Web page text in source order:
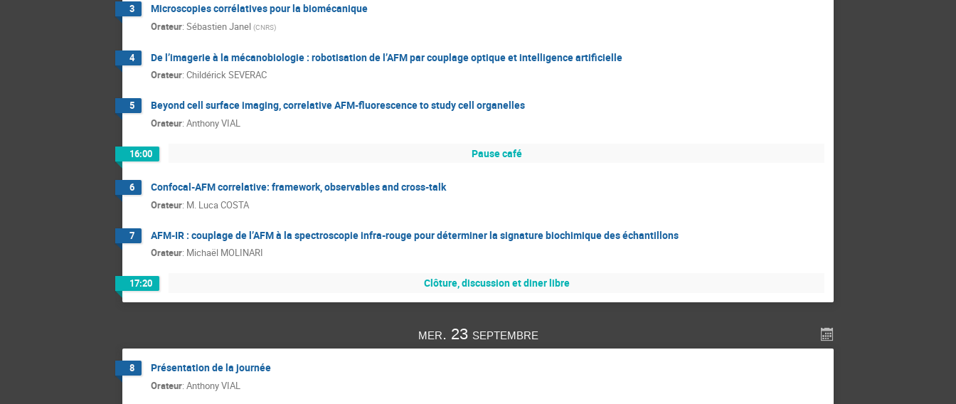
3 Microscopies corrélatives pour la biomécanique
Orateur: Sébastien Janel (CNRS)
4 De l’imagerie à la mécanobiologie : robotisation de l’AFM par couplage optique et intelligence artificielle
Orateur: Childérick SEVERAC
5 Beyond cell surface imaging, correlative AFM-fluorescence to study cell organelles
Orateur: Anthony VIAL
16:00 Pause café
6 Confocal-AFM correlative: framework, observables and cross-talk
Orateur: M. Luca COSTA
7 AFM-IR : couplage de l’AFM à la spectroscopie infra-rouge pour déterminer la signature biochimique des échantillons
Orateur: Michaël MOLINARI
17:20 Clôture, discussion et diner libre
mer. 23 septembre
8 Présentation de la journée
Orateur: Anthony VIAL